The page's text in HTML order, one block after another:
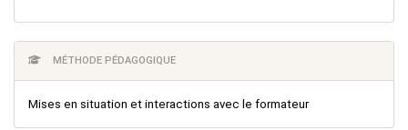
MÉTHODE PÉDAGOGIQUE
Mises en situation et interactions avec le formateur